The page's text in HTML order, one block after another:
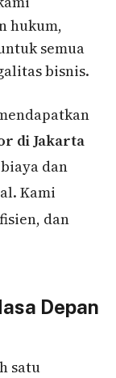
hukum,
semua
bisnis.
di Jakarta
dan
Kami
dan
Depan
satu